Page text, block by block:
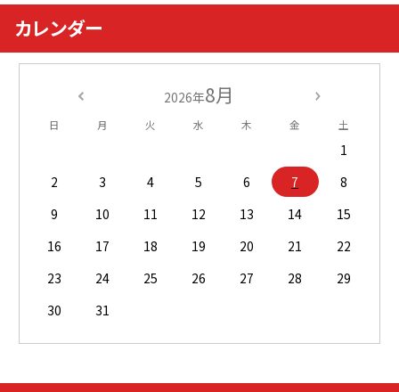
カレンダー
2026年8月
日 月 火 水 木 金 土
1
2
3 4 5 6 7
8
9
10 11 12 13 14
15
16
17 18 19 20 21
22
23
24 25 26 27 28
29
30
31